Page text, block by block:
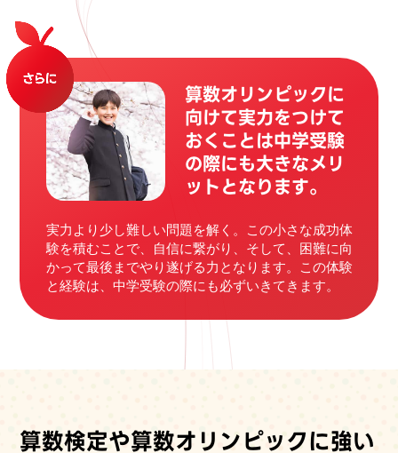
算数オリンピックに
向けて実力をつけて
おくことは中学受験
の際にも大きなメリ
ットとなります。
実力より少し難しい問題を解く。この小さな成功体
験を積むことで、自信に繋がり、そして、困難に向
かって最後までやり遂げる力となります。この体験
と経験は、中学受験の際にも必ずいきてきます。
算数検定や算数オリンピックに強い